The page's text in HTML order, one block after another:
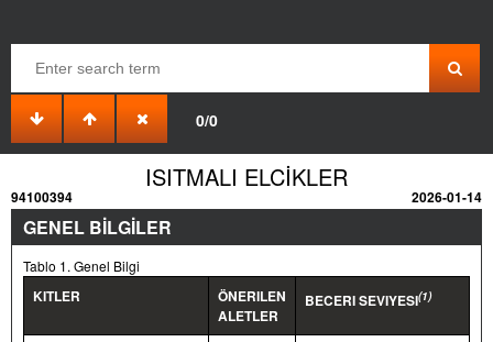
0/0
ISITMALI ELCİKLER
94100394 2026-01-14
GENEL BİLGİLER
Tablo 1. Genel Bilgi
KITLER
ÖNERILEN
ALETLER
BECERI SEVIYESI(1)